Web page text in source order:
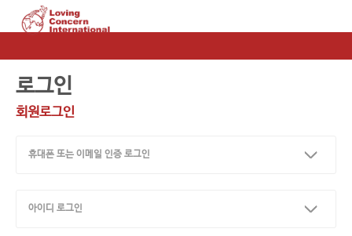
로그인
회원로그인
휴대폰 또는 이메일 인증 로그인
아이디 로그인